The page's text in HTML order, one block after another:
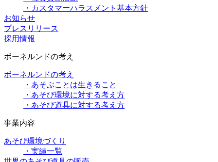
・カスタマーハラスメント基本方針
お知らせ
プレスリリース
採用情報
ボーネルンドの考え
ボーネルンドの考え
・あそぶことは生きること
・あそび環境に対する考え方
・あそび道具に対する考え方
事業内容
あそび環境づくり
・実績一覧